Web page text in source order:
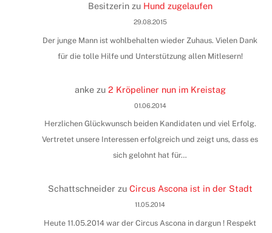
Besitzerinzu Hund zugelaufen
29.08.2015
Der junge Mann ist wohlbehalten wieder Zuhaus. Vielen Dank
für die tolle Hilfe und Unterstützung allen Mitlesern!
ankezu 2 Kröpeliner nun im Kreistag
01.06.2014
Herzlichen Glückwunsch beiden Kandidaten und viel Erfolg.
Vertretet unsere Interessen erfolgreich und zeigt uns, dass es
sich gelohnt hat für…
Schattschneider zu Circus Ascona ist in der Stadt
11.05.2014
Heute 11.05.2014 war der Circus Ascona in dargun ! Respekt